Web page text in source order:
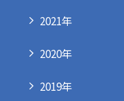
2021年
2020年
2019年